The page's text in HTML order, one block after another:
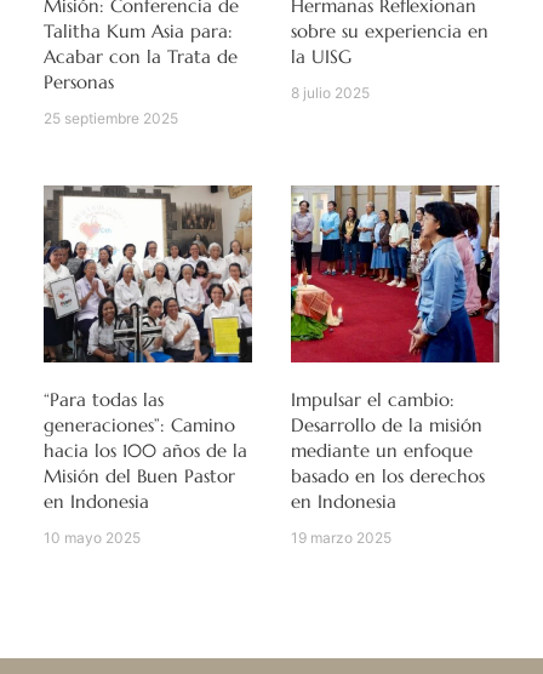
Misión: Conferencia de
Talitha Kum Asia para:
Acabar con la Trata de
Personas
25 septiembre 2025
Hermanas Reflexionan
sobre su experiencia en
la UISG
8 julio 2025
“Para todas las
generaciones”: Camino
hacia los 100 años de la
Misión del Buen Pastor
en Indonesia
10 mayo 2025
Impulsar el cambio:
Desarrollo de la misión
mediante un enfoque
basado en los derechos
en Indonesia
19 marzo 2025